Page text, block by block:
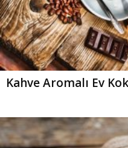
Kahve Aromalı Ev